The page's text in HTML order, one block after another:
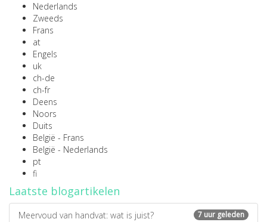
Nederlands
Zweeds
Frans
at
Engels
uk
ch-de
ch-fr
Deens
Noors
Duits
België - Frans
België - Nederlands
pt
fi
Laatste blogartikelen
7 uur geleden
Meervoud van handvat: wat is juist?